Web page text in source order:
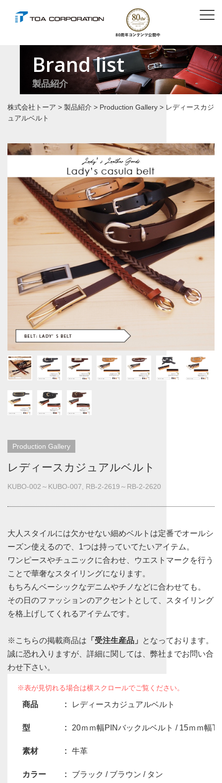
Brand list
製品紹介
株式会社トーア > 製品紹介 > Production Gallery > レディースカジ
ュアルベルト
Production Gallery
レディースカジュアルベルト
KUBO-002～KUBO-007, RB-2-2619～RB-2-2620
大人スタイルには欠かせない細めベルトは定番でオールシ
ーズン使えるので、1つは持っていてたいアイテム。
ワンピースやチュニックに合わせ、ウエストマークを行う
ことで華奢なスタイリングになります。
もちろんベーシックなデニムやチノなどに合わせても。
その日のファッションのアクセントとして、スタイリング
を格上げしてくれるアイテムです。
※こちらの掲載商品は 「受注生産品」
となっております。
誠に恐れ入りますが、詳細に関しては、弊社までお問い合
わせ下さい。
商品 レディースカジュアルベルト
型 20ｍｍ幅PINバックルベルト / 15ｍｍ幅
素材 牛革
カラー ブラック / ブラウン / タン